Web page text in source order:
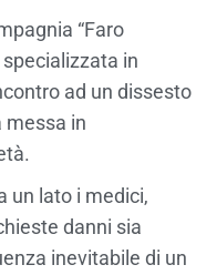
“Faro
in
ad un dissesto
messa in
un lato i medici,
danni sia
inevitabile di un